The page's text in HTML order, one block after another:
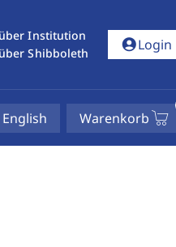
Institution
Shibboleth
account_circleLogin
English Warenkorb